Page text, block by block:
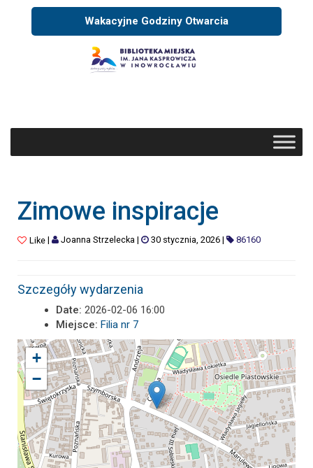
Wakacyjne Godziny Otwarcia
Zimowe inspiracje
Like| Joanna Strzelecka | 30 stycznia, 2026| 86160
Szczegóły wydarzenia
Date: 2026-02-06 16:00
Miejsce: Filia nr 7
+
−